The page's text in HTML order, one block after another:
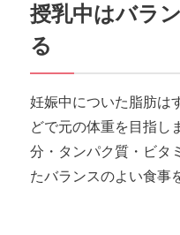
授乳中はバラ
る
妊娠中についた脂肪は
どで元の体重を目指し
分・タンパク質・ビタ
たバランスのよい食事